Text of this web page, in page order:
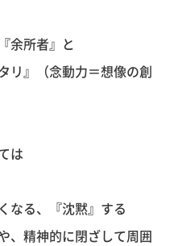
余所者』と
リ』（念動力＝想像の創
は
なる、『沈黙』する
、精神的に閉ざして周囲